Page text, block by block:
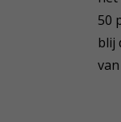
50
blij